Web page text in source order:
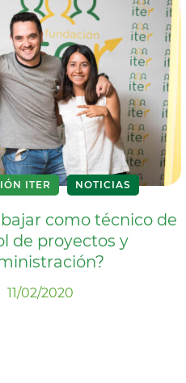
ITER NOTICIAS
como técnico de
de proyectos y
11/02/2020